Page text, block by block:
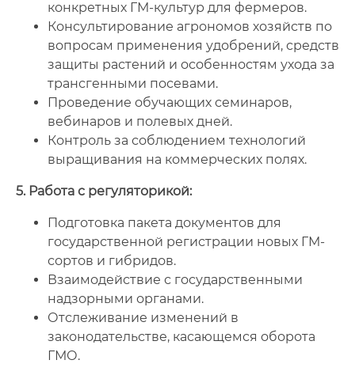
конкретных ГМ-культур для фермеров.
Консультирование агрономов хозяйств по
вопросам применения удобрений, средств
защиты растений и особенностям ухода за
трансгенными посевами.
Проведение обучающих семинаров,
вебинаров и полевых дней.
Контроль за соблюдением технологий
выращивания на коммерческих полях.
5. Работа с регуляторикой:
Подготовка пакета документов для
государственной регистрации новых ГМ-
сортов и гибридов.
Взаимодействие с государственными
надзорными органами.
Отслеживание изменений в
законодательстве, касающемся оборота
ГМО.